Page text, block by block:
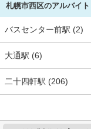
札幌市西区のアルバイ
バスセンター前駅 (2)
大通駅 (6)
二十四軒駅 (206)